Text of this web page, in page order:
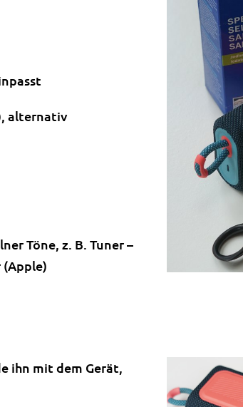
alternativ
Töne, z. B. Tuner –
ihn mit dem Gerät,